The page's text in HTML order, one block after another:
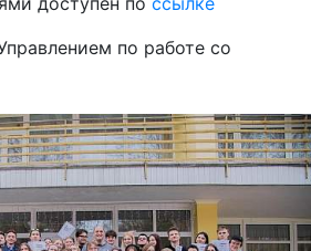
по работе со